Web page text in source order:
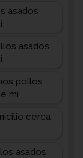
asados
asados
pollos
mi
cerca
asados